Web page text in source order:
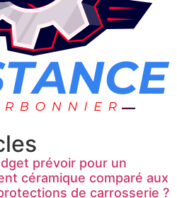
prévoir pour un
céramique comparé aux
de carrosserie ?